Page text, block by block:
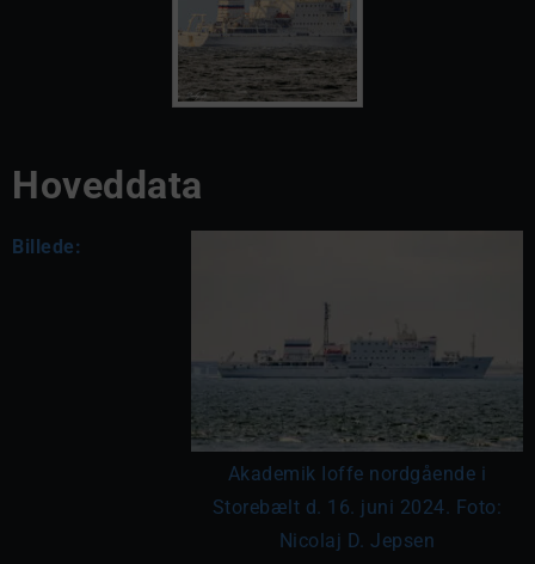
Hoveddata
Billede:
Akademik Ioffe nordgående i
Storebælt d. 16. juni 2024. Foto:
Nicolaj D. Jepsen